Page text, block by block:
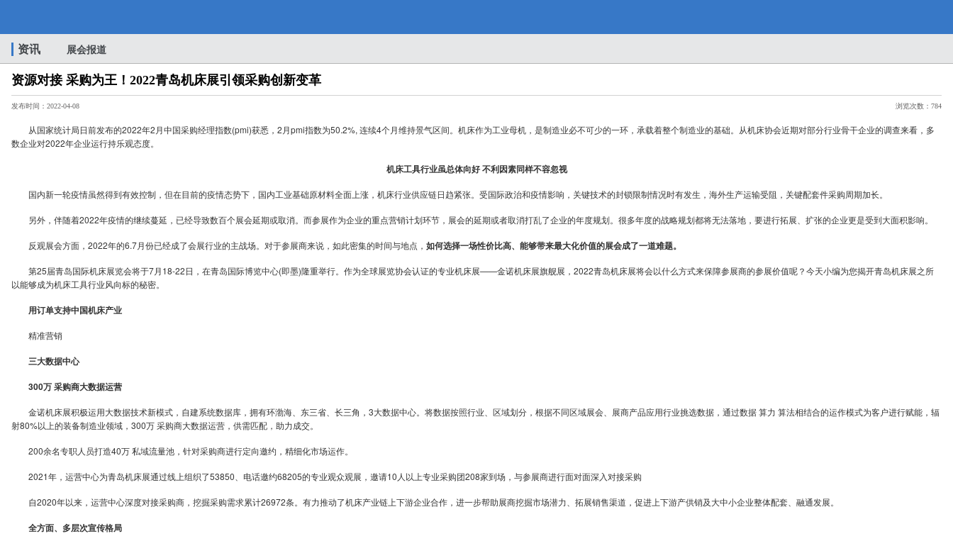
资
源
对
采
购
资讯 展会报道
资源对接 采购为王！2022青岛机床展引领采购创新变革
发布时间：2022-04-08 浏览次数：784
从国家统计局日前发布的2022年2月中国采购经理指数(pmi)获悉，2月pmi指数为50.2%, 连续4个月维持景气区间。机床作为工业母机，是制造业必不可少的一环，承载着整个制造业的基础。从机床协会近期对部分行业骨干企业的调查来看，多
数企业对2022年企业运行持乐观态度。
机床工具行业虽总体向好 不利因素同样不容忽视
国内新一轮疫情虽然得到有效控制，但在目前的疫情态势下，国内工业基础原材料全面上涨，机床行业供应链日趋紧张。受国际政治和疫情影响，关键技术的封锁限制情况时有发生，海外生产运输受阻，关键配套件采购周期加长。
另外，伴随着2022年疫情的继续蔓延，已经导致数百个展会延期或取消。而参展作为企业的重点营销计划环节，展会的延期或者取消打乱了企业的年度规划。很多年度的战略规划都将无法落地，要进行拓展、扩张的企业更是受到大面积影响。
反观展会方面，2022年的6.7月份已经成了会展行业的主战场。对于参展商来说，如此密集的时间与地点， 如何选择一场性价比高、能够带来最大化价值的展会成了一道难题。
第25届青岛国际机床展览会将于7月18-22日，在青岛国际博览中心(即墨)隆重举行。作为全球展览协会认证的专业机床展——金诺机床展旗舰展，2022青岛机床展将会以什么方式来保障参展商的参展价值呢？今天小编为您揭开青岛机床展之所
以能够成为机床工具行业风向标的秘密。
用订单支持中国机床产业
精准营销
三大数据中心
300万 采购商大数据运营
金诺机床展积极运用大数据技术新模式，自建系统数据库，拥有环渤海、东三省、长三角，3大数据中心。将数据按照行业、区域划分，根据不同区域展会、展商产品应用行业挑选数据，通过数据 算力 算法相结合的运作模式为客户进行赋能，辐
射80%以上的装备制造业领域，300万 采购商大数据运营，供需匹配，助力成交。
200余名专职人员打造40万 私域流量池，针对采购商进行定向邀约，精细化市场运作。
2021年，运营中心为青岛机床展通过线上组织了53850、电话邀约68205的专业观众观展，邀请10人以上专业采购团208家到场，与参展商进行面对面深入对接采购
自2020年以来，运营中心深度对接采购商，挖掘采购需求累计26972条。有力推动了机床产业链上下游企业合作，进一步帮助展商挖掘市场潜力、拓展销售渠道，促进上下游产供销及大中小企业整体配套、融通发展。
全方面、多层次宣传格局